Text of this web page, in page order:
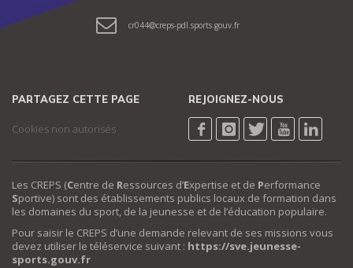
cr044 creps-pdl.sports.gouv.fr
PARTAGEZ CETTE PAGE
Cookies non autorisés
REJOIGNEZ-NOUS
Les CREPS (Centre de Ressources d’Expertise et de Performance
Sportive) sont des établissements publics locaux de formation dans
les domaines du sport, de la jeunesse et de l’éducation populaire.
Pour saisir le CREPS d’une demande relevant de ses missions vous
devez utiliser le téléservice suivant : https://sve.jeunesse-
sports.gouv.fr